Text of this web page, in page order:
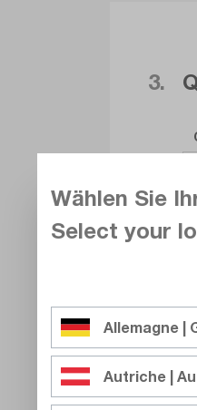
3.
Wählen Sie
Select your
Allemagne |
Autriche |